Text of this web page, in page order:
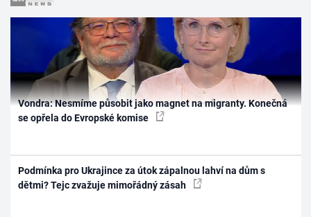
Vondra: Nesmíme působit jako magnet na migranty. Konečná
se opřela do Evropské komise
Podmínka pro Ukrajince za útok zápalnou lahví na dům s
dětmi? Tejc zvažuje mimořádný zásah